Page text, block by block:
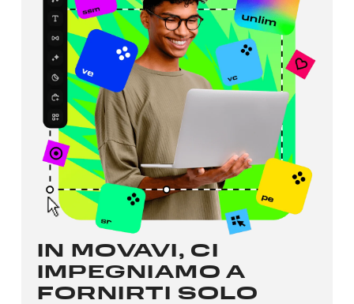
IN MOVAVI, CI
IMPEGNIAMO A
FORNIRTI SOLO